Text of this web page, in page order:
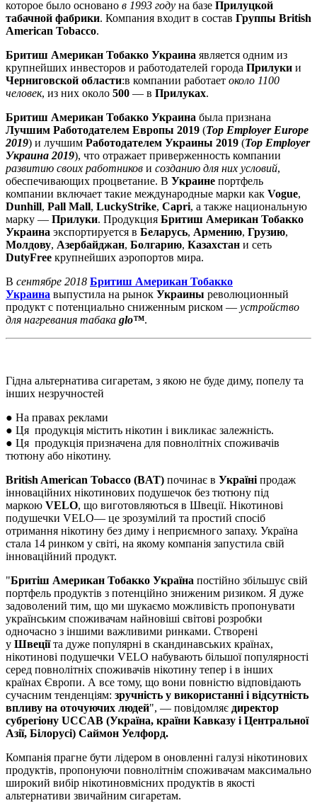
которое было основано в 1993 году на базе Прилуцкой
табачной фабрики. Компания входит в состав Группы British
American Tobacco.
Бритиш Американ Тобакко Украина является одним из
крупнейших инвесторов и работодателей города Прилуки и
Черниговской области:в компании работает около 1100
человек, из них около 500 — в Прилуках.
Бритиш Американ Тобакко Украина была признана
Лучшим Работодателем Европы 2019 (Top Employer Europe
2019) и лучшим Работодателем Украины 2019 (Top Employer
Украина 2019), что отражает приверженность компании
развитию своих работников и созданию для них условий,
обеспечивающих процветание. В Украине портфель
компании включает такие международные марки как Vogue,
Dunhill, Pall Mall, LuckyStrike, Capri, а также национальную
марку — Прилуки. Продукция Бритиш Американ Тобакко
Украина экспортируется в Беларусь, Армению, Грузию,
Молдову, Азербайджан, Болгарию, Казахстан и сеть
DutyFree крупнейших аэропортов мира.
В сентябре 2018 Бритиш Американ Тобакко
Украина выпустила на рынок Украины революционный
продукт с потенциально сниженным риском — устройство
для нагревания табака glo™.
Гідна альтернатива сигаретам, з якою не буде диму, попелу та
інших незручностей
● На правах реклами
● Ця продукція містить нікотин і викликає залежність.
● Ця продукція призначена для повнолітніх споживачів
тютюну або нікотину.
British American Tobacco (BAT) починає в Україніпродаж
інноваційних нікотинових подушечок без тютюну під
маркою VELO, що виготовляються в Швеції. Нікотинові
подушечки VELO— це зрозумілий та простий спосіб
отримання нікотину без диму і неприємного запаху. Україна
стала 14 ринком у світі, на якому компанія запустила свій
інноваційний продукт.
"Бритіш Американ Тобакко Україна постійно збільшує свій
портфель продуктів з потенційно зниженим ризиком. Я дуже
задоволений тим, що ми шукаємо можливість пропонувати
українським споживачам найновіші світові розробки
одночасно з іншими важливими ринками. Створені
у Швеціїта дуже популярні в скандинавських країнах,
нікотинові подушечки VELO набувають більшої популярності
серед повнолітніх споживачів нікотину тепер і в інших
країнах Європи. А все тому, що вони повністю відповідають
сучасним тенденціям: зручність у використанні і відсутність
впливу на оточуючих людей", — повідомляє директор
субрегіону UCCAB (Україна, країни Кавказу і Центральної
Азії, Білорусі) Саймон Уелфорд.
Компанія прагне бути лідером в оновленні галузі нікотинових
продуктів, пропонуючи повнолітнім споживачам максимально
широкий вибір нікотиновмісних продуктів в якості
альтернативи звичайним сигаретам.